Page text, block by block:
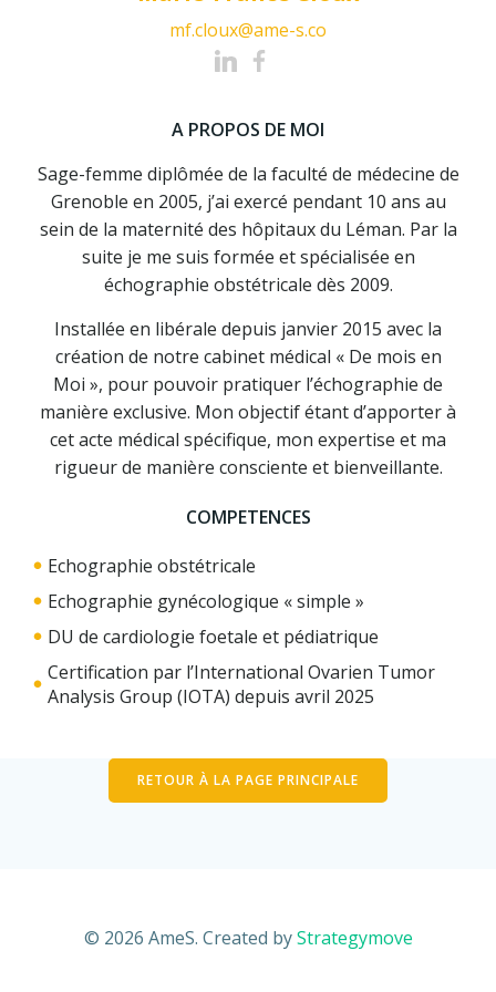
mf.cloux@ame-s.co
A PROPOS DE MOI
Sage-femme diplômée de la faculté de médecine de
Grenoble en 2005, j’ai exercé pendant 10 ans au
sein de la maternité des hôpitaux du Léman. Par la
suite je me suis formée et spécialisée en
échographie obstétricale dès 2009.
Installée en libérale depuis janvier 2015 avec la
création de notre cabinet médical « De mois en
Moi », pour pouvoir pratiquer l’échographie de
manière exclusive. Mon objectif étant d’apporter à
cet acte médical spécifique, mon expertise et ma
rigueur de manière consciente et bienveillante.
COMPETENCES
Echographie obstétricale
Echographie gynécologique « simple »
DU de cardiologie foetale et pédiatrique
Certification par l’International Ovarien Tumor
Analysis Group (IOTA) depuis avril 2025
mf.cloux@ame-s.co
A PROPOS DE MOI
Sage-femme diplômée de la faculté de médecine de
Grenoble en 2005, j’ai exercé pendant 10 ans au
sein de la maternité des hôpitaux du Léman. Par la
suite je me suis formée et spécialisée en
échographie obstétricale dès 2009.
Installée en libérale depuis janvier 2015 avec la
création de notre cabinet médical « De mois en
Moi », pour pouvoir pratiquer l’échographie de
manière exclusive. Mon objectif étant d’apporter à
cet acte médical spécifique, mon expertise et ma
rigueur de manière consciente et bienveillante.
COMPETENCES
Echographie obstétricale
Echographie gynécologique « simple »
DU de cardiologie foetale et pédiatrique
Certification par l’International Ovarien Tumor
Analysis Group (IOTA) depuis avril 2025
mf.cloux@ame-s.co
A PROPOS DE MOI
Sage-femme diplômée de la faculté de médecine de
Grenoble en 2005, j’ai exercé pendant 10 ans au
sein de la maternité des hôpitaux du Léman. Par la
suite je me suis formée et spécialisée en
échographie obstétricale dès 2009.
Installée en libérale depuis janvier 2015 avec la
création de notre cabinet médical « De mois en
Moi », pour pouvoir pratiquer l’échographie de
manière exclusive. Mon objectif étant d’apporter à
cet acte médical spécifique, mon expertise et ma
rigueur de manière consciente et bienveillante.
COMPETENCES
Echographie obstétricale
Echographie gynécologique « simple »
DU de cardiologie foetale et pédiatrique
Certification par l’International Ovarien Tumor
Analysis Group (IOTA) depuis avril 2025
RETOUR À LA PAGE PRINCIPALE
© 2026 AmeS. Created byStrategymove